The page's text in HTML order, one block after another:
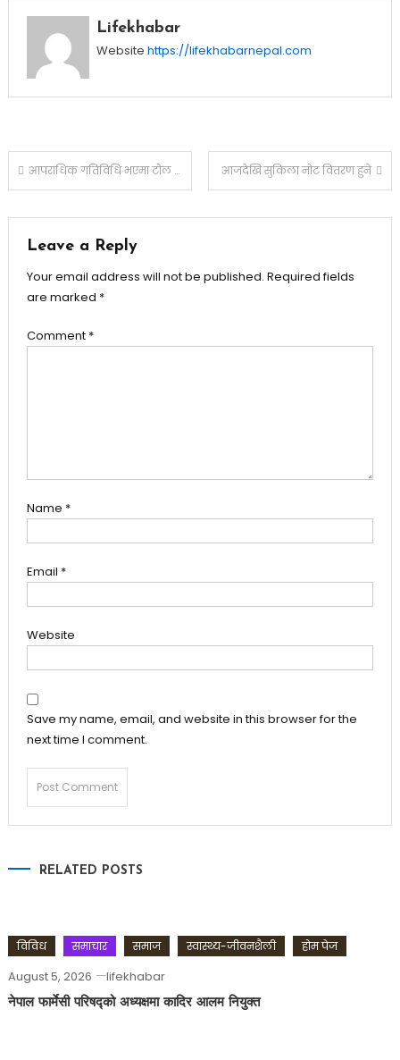
Lifekhabar
Website https://lifekhabarnepal.com
Post
navigation
आपराधिक गतिविधि भएमा टोल फ्रि नं १११४ मा जानकारी गराउन सशस्त्र प्रहरीको अनुरोध आजदेखि सुकिला नोट वितरण हुने
Leave a Reply
Your email address will not be published. Required fields
are marked *
Comment *
Name *
Email *
Website
Save my name, email, and website in this browser for the
next time I comment.
RELATED POSTS
विविध समाचार समाज स्वास्थ्य-जीवनशैली होम पेज
August 5, 2026 lifekhabar
नेपाल फार्मेसी परिषद्को अध्यक्षमा कादिर आलम नियुक्त